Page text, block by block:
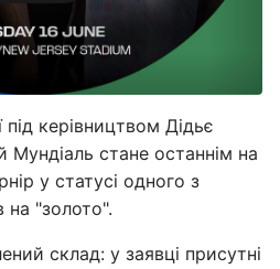
під керівництвом Дідьє
стане останнім на
у статусі одного з
на "золото".
склад: у заявці присутні